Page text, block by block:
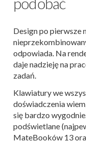
Design po pierwsze
odpowiada. Na
daje nadzieję na
zadań.
Klawiatury we
doświadczenia
się bardzo
podświetlane
MateBooków 13